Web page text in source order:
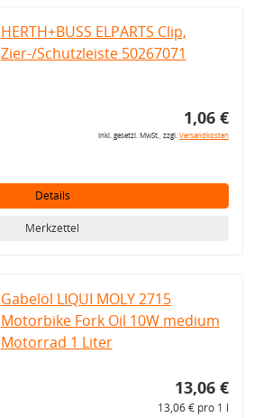
HERTH+BUSS ELPARTS Clip,
Zier-/Schutzleiste 50267071
1,06 €
inkl. gesetzl. MwSt., zzgl.Versandkosten
Details
Merkzettel
Gabelöl LIQUI MOLY 2715
Motorbike Fork Oil 10W medium
Motorrad 1 Liter
13,06 €
13,06 € pro 1 l